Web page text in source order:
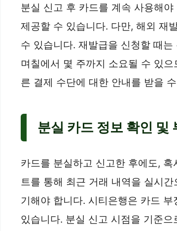
분실 신고 후 카드를 계속 사용해
제공할 수 있습니다. 다만, 해외 재
수 있습니다. 재발급을 신청할 때
며칠에서 몇 주까지 소요될 수 있
른 결제 수단에 대한 안내를 받을
분실 카드 정보 확인 및
카드를 분실하고 신고한 후에도,
트를 통해 최근 거래 내역을 실시
기해야 합니다. 시티은행은 카드
있습니다. 분실 신고 시점을 기준